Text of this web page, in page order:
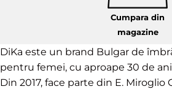
Cumpara din
magazine
DiKa este un brand Bulgar de
pentru femei, cu aproape 30 de
Din 2017, face parte din E. Miroglio